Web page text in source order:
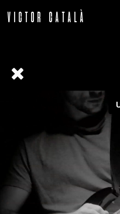
VICTOR CATALÀ